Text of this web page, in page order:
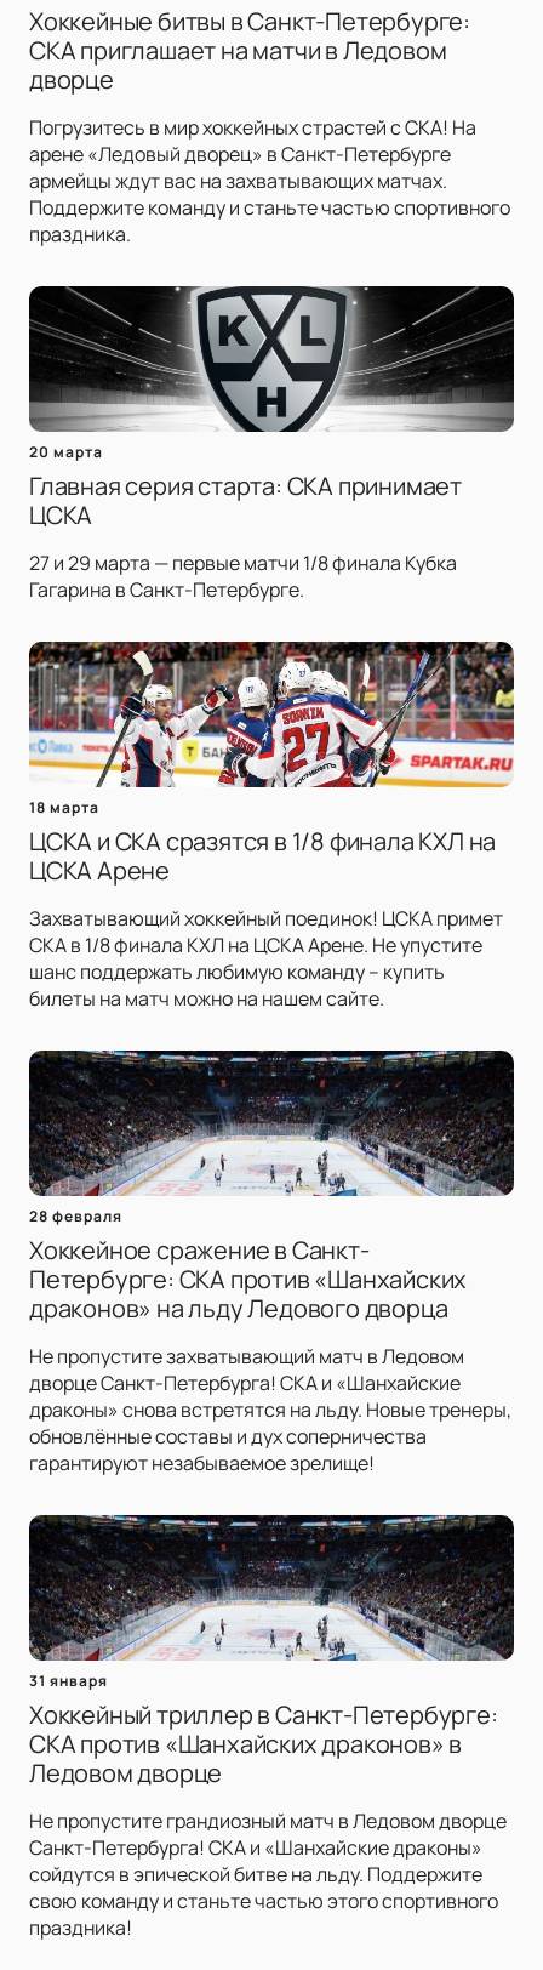
Хоккейные битвы в Санкт-Петербурге:
СКА приглашает на матчи в Ледовом
дворце
Погрузитесь в мир хоккейных страстей с СКА! На
арене «Ледовый дворец» в Санкт-Петербурге
армейцы ждут вас на захватывающих матчах.
Поддержите команду и станьте частью спортивного
праздника.
20 марта
Главная серия старта: СКА принимает
ЦСКА
27 и 29 марта — первые матчи 1/8 финала Кубка
Гагарина в Санкт-Петербурге.
18 марта
ЦСКА и СКА сразятся в 1/8 финала КХЛ на
ЦСКА Арене
Захватывающий хоккейный поединок! ЦСКА примет
СКА в 1/8 финала КХЛ на ЦСКА Арене. Не упустите
шанс поддержать любимую команду – купить
билеты на матч можно на нашем сайте.
28 февраля
Хоккейное сражение в Санкт-
Петербурге: СКА против «Шанхайских
драконов» на льду Ледового дворца
Не пропустите захватывающий матч в Ледовом
дворце Санкт-Петербурга! СКА и «Шанхайские
драконы» снова встретятся на льду. Новые тренеры,
обновлённые составы и дух соперничества
гарантируют незабываемое зрелище!
31 января
Хоккейный триллер в Санкт-Петербурге:
СКА против «Шанхайских драконов» в
Ледовом дворце
Не пропустите грандиозный матч в Ледовом дворце
Санкт-Петербурга! СКА и «Шанхайские драконы»
сойдутся в эпической битве на льду. Поддержите
свою команду и станьте частью этого спортивного
праздника!